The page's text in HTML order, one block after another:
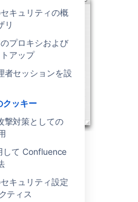
キュリティの概
リ
プロキシおよび
アップ
者セッションを設
ッキー
撃対策としての
して Confluence
キュリティ設定
ティス
を記憶す